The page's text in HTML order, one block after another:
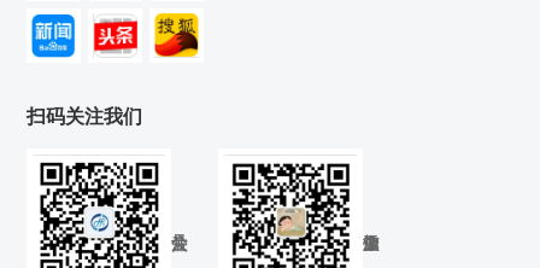
扫码关注我们